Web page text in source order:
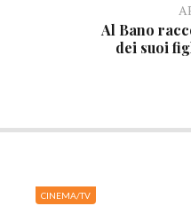
Al Bano
dei suoi
CINEMA/TV